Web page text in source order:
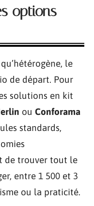
options
le
de départ. Pour
solutions en kit
ou Conforama
standards,
de trouver tout le
entre 1 500 et 3
ou la praticité.